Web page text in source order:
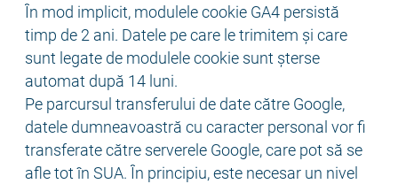
În mod implicit, modulele cookie GA4 persistă
timp de 2 ani. Datele pe care le trimitem și care
sunt legate de modulele cookie sunt șterse
automat după 14 luni.
Pe parcursul transferului de date către Google,
datele dumneavoastră cu caracter personal vor fi
transferate către serverele Google, care pot să se
afle tot în SUA. În principiu, este necesar un nivel